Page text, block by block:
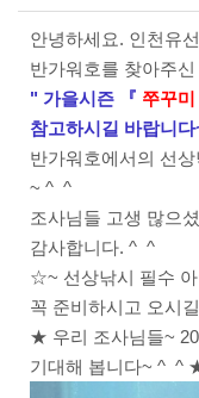
안녕하세요. 인천유
반가워호를 찾아주
" 가을시즌
『 쭈꾸
참고하시길 바랍니
반가워호에서의 선
~ ^ ^
조사님들 고생 많으
감사합니다. ^ ^
☆~ 선상낚시 필수
꼭 준비하시고 오시
★ 우리 조사님들~
기대해 봅니다~ ^ ^